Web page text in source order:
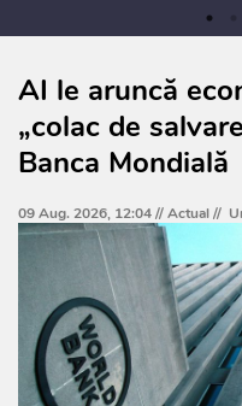
AI le aruncă
„colac de
Banca Mondială
09 Aug. 2026, 12:04 //Actual//